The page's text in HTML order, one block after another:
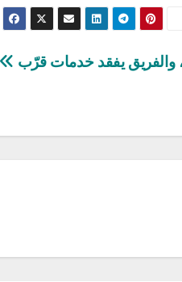
والفريق يفقد خدمات قرّب